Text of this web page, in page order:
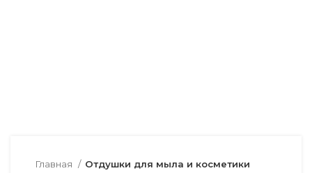
Главная Отдушки для мыла и косметики